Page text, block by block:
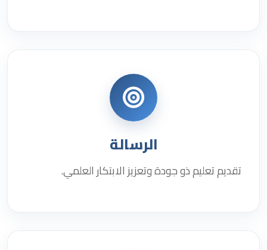
الرسالة
تقديم تعليم ذو جودة وتعزيز الابتكار العلمي.